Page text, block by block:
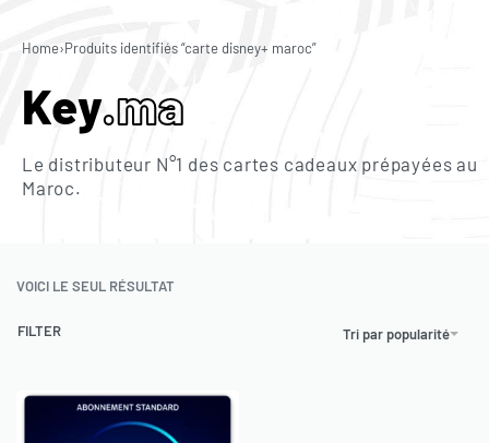
Home›Produits identifiés “carte disney+ maroc”
Key.ma
Le distributeur N°1 des cartes cadeaux prépayées au
Maroc.
VOICI LE SEUL RÉSULTAT
Tri par popularité
FILTER